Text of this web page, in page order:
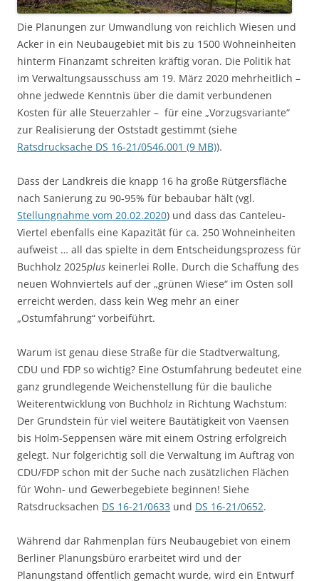
Die Planungen zur Umwandlung von reichlich Wiesen und
Acker in ein Neubaugebiet mit bis zu 1500 Wohneinheiten
hinterm Finanzamt schreiten kräftig voran. Die Politik hat
im Verwaltungsausschuss am 19. März 2020 mehrheitlich –
ohne jedwede Kenntnis über die damit verbundenen
Kosten für alle Steuerzahler – für eine „Vorzugsvariante“
zur Realisierung der Oststadt gestimmt (siehe
Ratsdrucksache DS 16-21/0546.001 (9 MB)).
Dass der Landkreis die knapp 16 ha große Rütgersfläche
nach Sanierung zu 90-95% für bebaubar hält (vgl.
Stellungnahme vom 20.02.2020) und dass das Canteleu-
Viertel ebenfalls eine Kapazität für ca. 250 Wohneinheiten
aufweist … all das spielte in dem Entscheidungsprozess für
Buchholz 2025plus keinerlei Rolle. Durch die Schaffung des
neuen Wohnviertels auf der „grünen Wiese“ im Osten soll
erreicht werden, dass kein Weg mehr an einer
„Ostumfahrung“ vorbeiführt.
Warum ist genau diese Straße für die Stadtverwaltung,
CDU und FDP so wichtig? Eine Ostumfahrung bedeutet eine
ganz grundlegende Weichenstellung für die bauliche
Weiterentwicklung von Buchholz in Richtung Wachstum:
Der Grundstein für viel weitere Bautätigkeit von Vaensen
bis Holm-Seppensen wäre mit einem Ostring erfolgreich
gelegt. Nur folgerichtig soll die Verwaltung im Auftrag von
CDU/FDP schon mit der Suche nach zusätzlichen Flächen
für Wohn- und Gewerbegebiete beginnen! Siehe
Ratsdrucksachen DS 16-21/0633 und DS 16-21/0652.
Während dar Rahmenplan fürs Neubaugebiet von einem
Berliner Planungsbüro erarbeitet wird und der
Planungstand öffentlich gemacht wurde, wird ein Entwurf